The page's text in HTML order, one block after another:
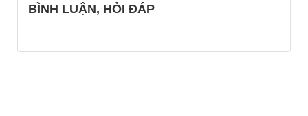
BÌNH LUẬN, HỎI ĐÁP